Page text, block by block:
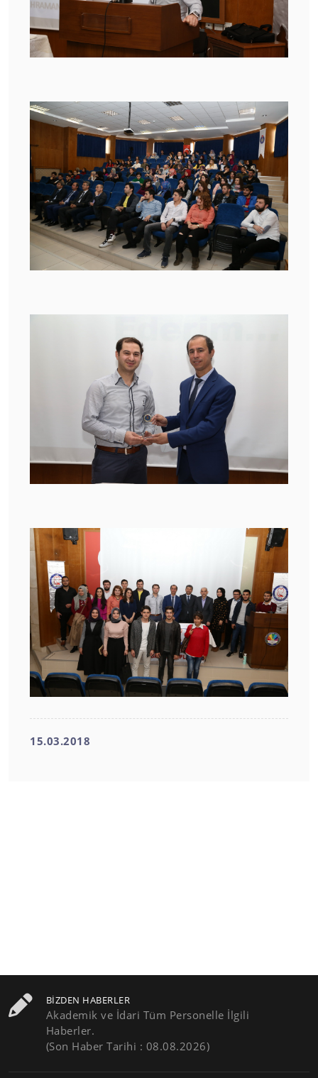
15.03.2018
BIZDEN HABERLER
Akademik ve İdari Tüm Personelle İlgili
Haberler.
(Son Haber Tarihi : 08.08.2026)